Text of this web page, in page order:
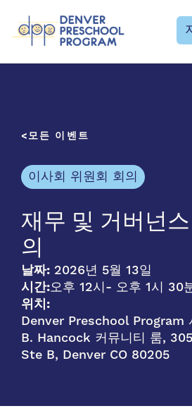
모든 이벤트
이사회 위원회 회의
재무 및 거버넌스
의
날짜: 2026년 5월 13일
시간:오후 12시- 오후 1시 30
위치:
Denver Preschool Program
B. Hancock 커뮤니티 룸,
Ste B, Denver CO 80205